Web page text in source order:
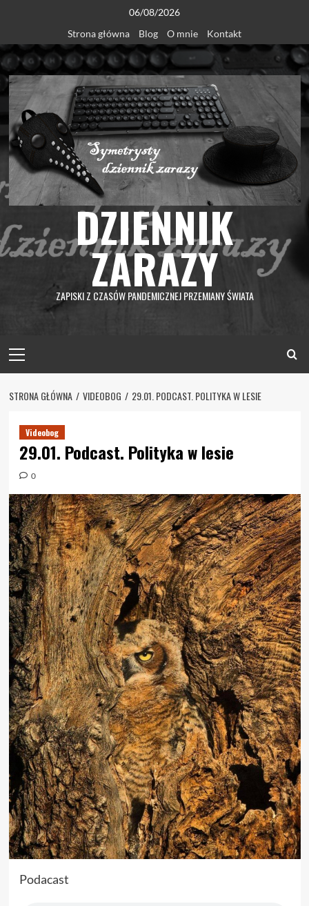
content
06/08/2026
Strona główna
Blog O mnie Kontakt
DZIENNIK
ZARAZY
ZAPISKI Z CZASÓW PANDEMICZNEJ PRZEMIANY ŚWIATA
Menu
STRONA GŁÓWNA VIDEOBOG 29.01. PODCAST. POLITYKA W LESIE
Videobog
29.01. Podcast. Polityka w lesie
0
Podacast